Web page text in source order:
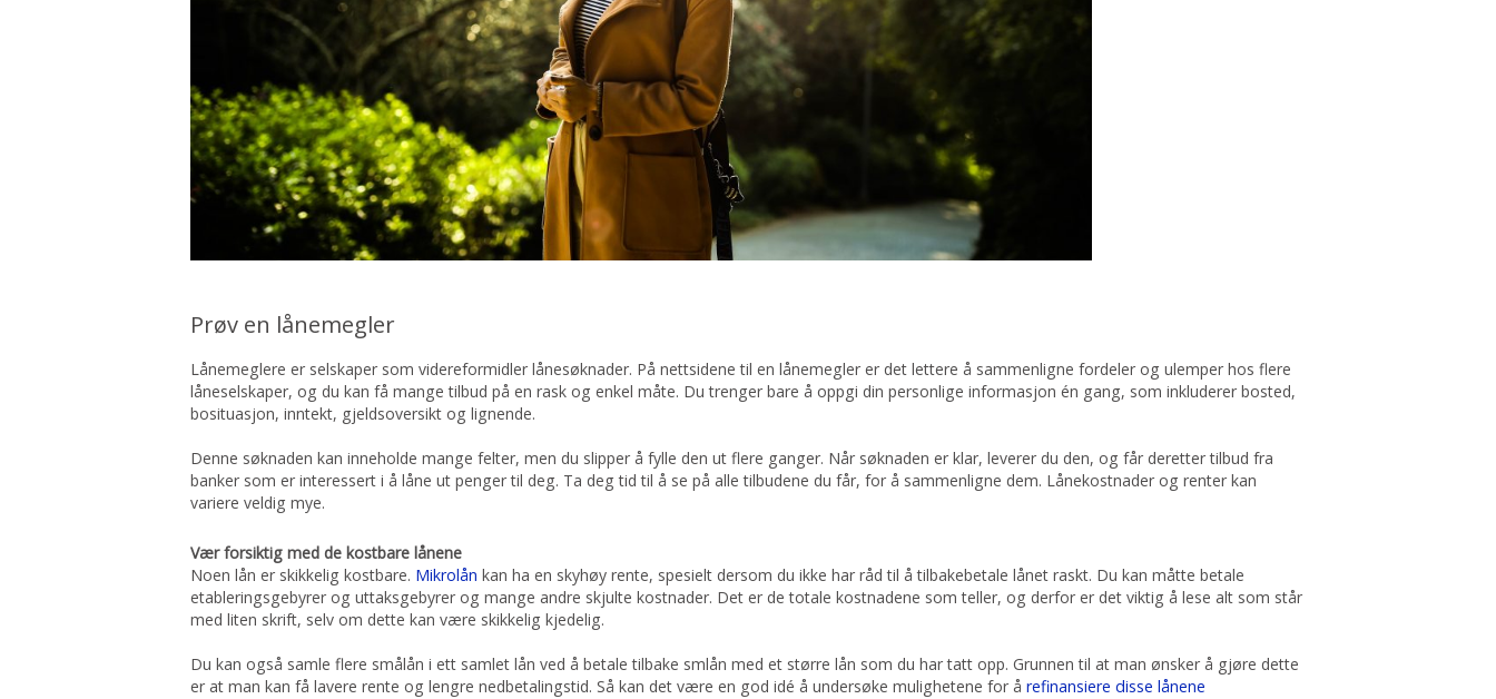
Prøv en lånemegler
Lånemeglere er selskaper som videreformidler lånesøknader. På nettsidene til en lånemegler er det lettere å sammenligne fordeler og ulemper hos flere
låneselskaper, og du kan få mange tilbud på en rask og enkel måte. Du trenger bare å oppgi din personlige informasjon én gang, som inkluderer bosted,
bosituasjon, inntekt, gjeldsoversikt og lignende.
Denne søknaden kan inneholde mange felter, men du slipper å fylle den ut flere ganger. Når søknaden er klar, leverer du den, og får deretter tilbud fra
banker som er interessert i å låne ut penger til deg. Ta deg tid til å se på alle tilbudene du får, for å sammenligne dem. Lånekostnader og renter kan
variere veldig mye.
Vær forsiktig med de kostbare lånene
Noen lån er skikkelig kostbare. Mikrolån kan ha en skyhøy rente, spesielt dersom du ikke har råd til å tilbakebetale lånet raskt. Du kan måtte betale
etableringsgebyrer og uttaksgebyrer og mange andre skjulte kostnader. Det er de totale kostnadene som teller, og derfor er det viktig å lese alt som står
med liten skrift, selv om dette kan være skikkelig kjedelig.
Du kan også samle flere smålån i ett samlet lån ved å betale tilbake smlån med et større lån som du har tatt opp. Grunnen til at man ønsker å gjøre dette
er at man kan få lavere rente og lengre nedbetalingstid. Så kan det være en god idé å undersøke mulighetene for å refinansiere disse lånene